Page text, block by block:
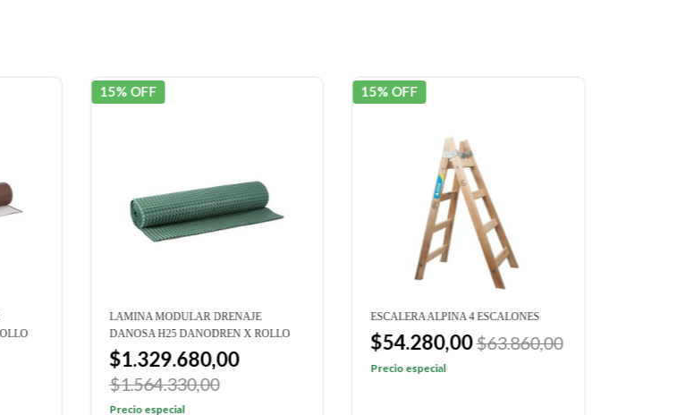
15% OFF
LAMINA MODULAR DRENAJE
DANOSA H25 DANODREN X ROLLO
$1.329.680,00
$1.564.330,00
Precio especial
15% OFF
ESCALERA ALPINA 4 ESCALONES
$54.280,00$63.860,00
Precio especial